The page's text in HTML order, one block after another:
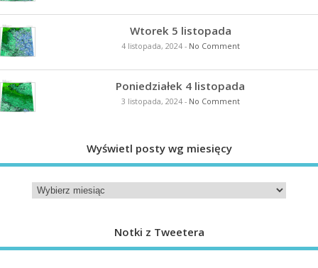
Wtorek 5 listopada
4 listopada, 2024- No Comment
Poniedziałek 4 listopada
3 listopada, 2024- No Comment
Wyświetl posty wg miesięcy
Notki z Tweetera